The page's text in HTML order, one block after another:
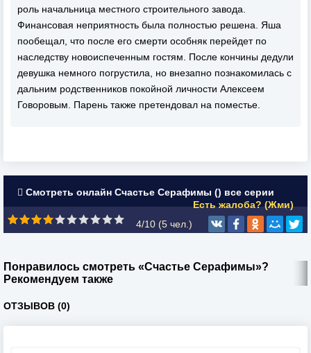
роль начальница местного строительного завода.
Финансовая неприятность была полностью решена. Яша
пообещал, что после его смерти особняк перейдет по
наследству новоиспеченным гостям. После кончины дедули
девушка немного погрустила, но внезапно познакомилась с
дальним родственников покойной личности Алексеем
Говоровым. Парень также претендовал на поместье.
Смотреть онлайн Счастье Серафимы () все серии
Есть жалоба? (Жми)
4/10 (5 чел.)
Понравилось смотреть «Счастье Серафимы»?
Рекомендуем также
ОТЗЫВОВ (0)